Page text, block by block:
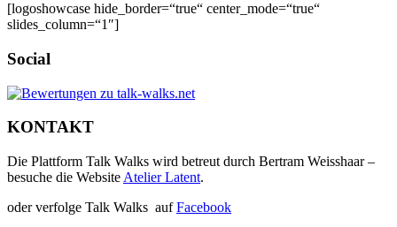
[logoshowcase hide_border=“true“ center_mode=“true“
slides_column=“1″]
Social
KONTAKT
Die Plattform Talk Walks wird betreut durch Bertram Weisshaar –
besuche die Website Atelier Latent.
oder verfolge Talk Walks aufFacebook